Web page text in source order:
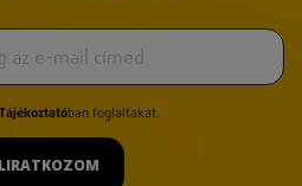
ban foglaltakat.